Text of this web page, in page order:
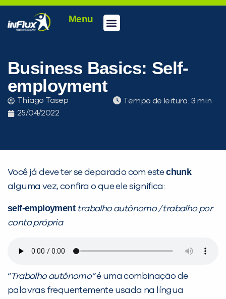
Menu
Business Basics: Self-
employment
Thiago Tasep
25/04/2022
Tempo de leitura:
Você já deve ter se deparado com estechunk
alguma vez, confira o que ele significa:
self-employment trabalho autônomo / trabalho por
conta própria
“Trabalho autônomo”é uma combinação de
palavras frequentemente usada na língua
PEÇA UMA DEMONSTRAÇÃO DE MÉTODO